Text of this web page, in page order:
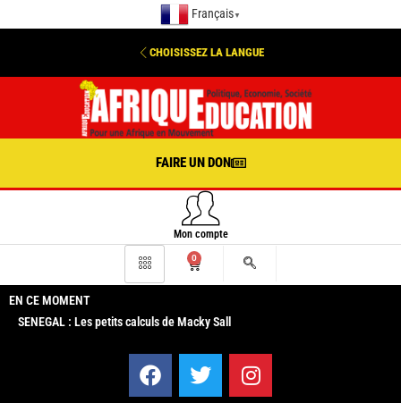
Français ▼
CHOISISSEZ LA LANGUE
FAIRE UN DON
Mon compte
0
EN CE MOMENT
SENEGAL : Les petits calculs de Macky Sall